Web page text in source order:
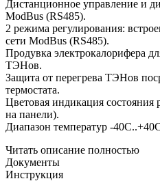
Дистанционное управление и
ModBus (RS485).
2 режима регулирования:
сети ModBus (RS485).
Продувка электрокалорифера
ТЭНов.
Защита от перегрева ТЭНов
термостата.
Цветовая индикация состояния
на панели).
Диапазон температур -
Читать описание полностью
Документы
Инструкция